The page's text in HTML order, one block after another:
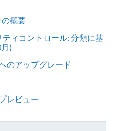
概要
ィコントロール: 分類に基
)
のアップグレード
レビュー